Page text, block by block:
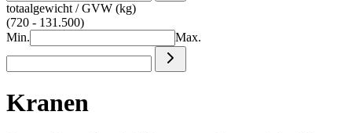
totaalgewicht / GVW (kg)
(720 - 131.500)
Min.
Max.
Kranen